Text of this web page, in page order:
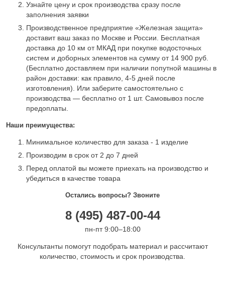
Узнайте цену и срок производства сразу после
заполнения заявки
Производственное предприятие «Железная защита»
доставит ваш заказ по Москве и России. Бесплатная
доставка до 10 км от МКАД при покупке водосточных
систем и доборных элементов на сумму от 14 900 руб.
(Бесплатно доставляем при наличии попутной машины в
район доставки: как правило, 4-5 дней после
изготовления). Или заберите самостоятельно с
производства — бесплатно от 1 шт. Самовывоз после
предоплаты.
Наши преимущества:
Минимальное количество для заказа - 1 изделие
Производим в срок от 2 до 7 дней
Перед оплатой вы можете приехать на производство и
убедиться в качестве товара
Остались вопросы? Звоните
8 (495) 487-00-44
пн-пт 9:00–18:00
Консультанты помогут подобрать материал и рассчитают
количество, стоимость и срок производства.